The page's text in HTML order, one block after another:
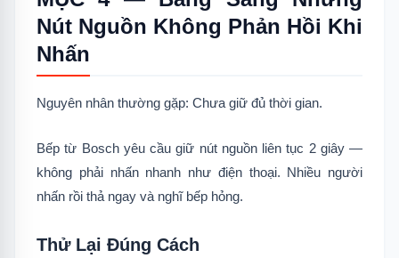
Nút Nguồn Không Phản Hồi Khi
Nhấn
Nguyên nhân thường gặp: Chưa giữ đủ thời gian.
Bếp từ Bosch yêu cầu giữ nút nguồn liên tục 2 giây —
không phải nhấn nhanh như điện thoại. Nhiều người
nhấn rồi thả ngay và nghĩ bếp hỏng.
Thử Lại Đúng Cách